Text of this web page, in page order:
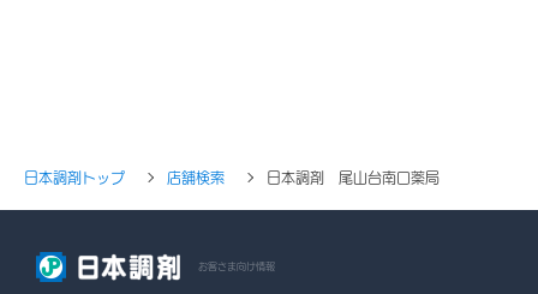
日本調剤トップ 店舗検索 日本調剤 尾山台南口薬局
お客さま向け情報